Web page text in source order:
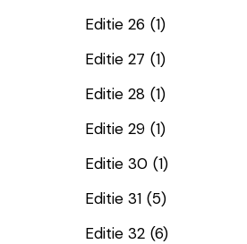
Editie 26 (1)
Editie 27 (1)
Editie 28 (1)
Editie 29 (1)
Editie 30 (1)
Editie 31 (5)
Editie 32 (6)